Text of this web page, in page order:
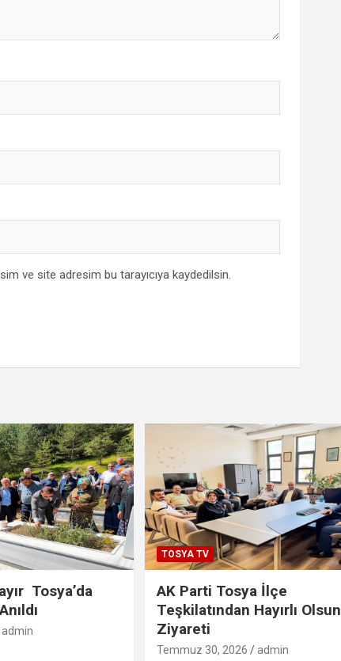
ve site adresim bu tarayıcıya kaydedilsin.
Tosya’da
admin
TOSYA TV
AK Parti Tosya İlçe
Teşkilatından Hayırlı Olsun
Ziyareti
Temmuz 30, 2026 admin